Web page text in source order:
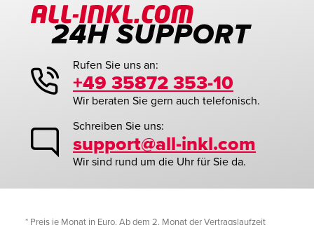
Rufen Sie uns an:
+49 35872 353-10
Wir beraten Sie gern auch telefonisch.
Schreiben Sie uns:
support@all-inkl.com
Wir sind rund um die Uhr für Sie da.
* Preis je Monat in Euro. Ab dem 2. Monat der Vertragslaufzeit